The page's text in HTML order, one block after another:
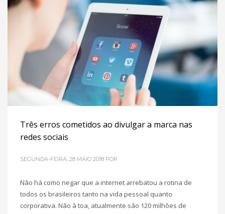
Três erros cometidos ao divulgar a marca nas
redes sociais
SEGUNDA-FEIRA, 28 MAIO 2018 POR
Não há como negar que a internet arrebatou a rotina de
todos os brasileiros tanto na vida pessoal quanto
corporativa. Não à toa, atualmente são 120 milhões de